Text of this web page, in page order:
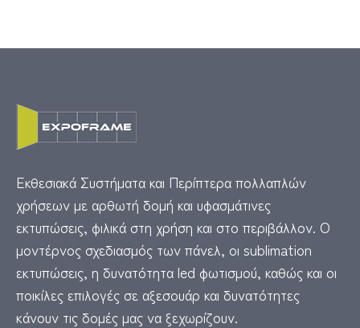
Εκθεσιακά Συστήματα και Περίπτερα πολλαπλών
χρήσεων με αρθωτή δομή και υφασμάτινες
εκτυπώσεις, φιλικά στη χρήση και στο περιβάλλον. Ο
μοντέρνος σχεδιασμός των πάνελ, οι sublimation
εκτυπώσεις, η δυνατότητα led φωτισμού, καθώς και οι
ποικίλες επιλογές σε αξεσουάρ και δυνατότητες
κάνουν τις δομές μας να ξεχωρίζουν.